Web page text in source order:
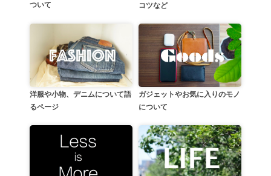
ついて
コツなど
洋服や小物、デニムについて語
るページ
ガジェットやお気に入りのモノ
について